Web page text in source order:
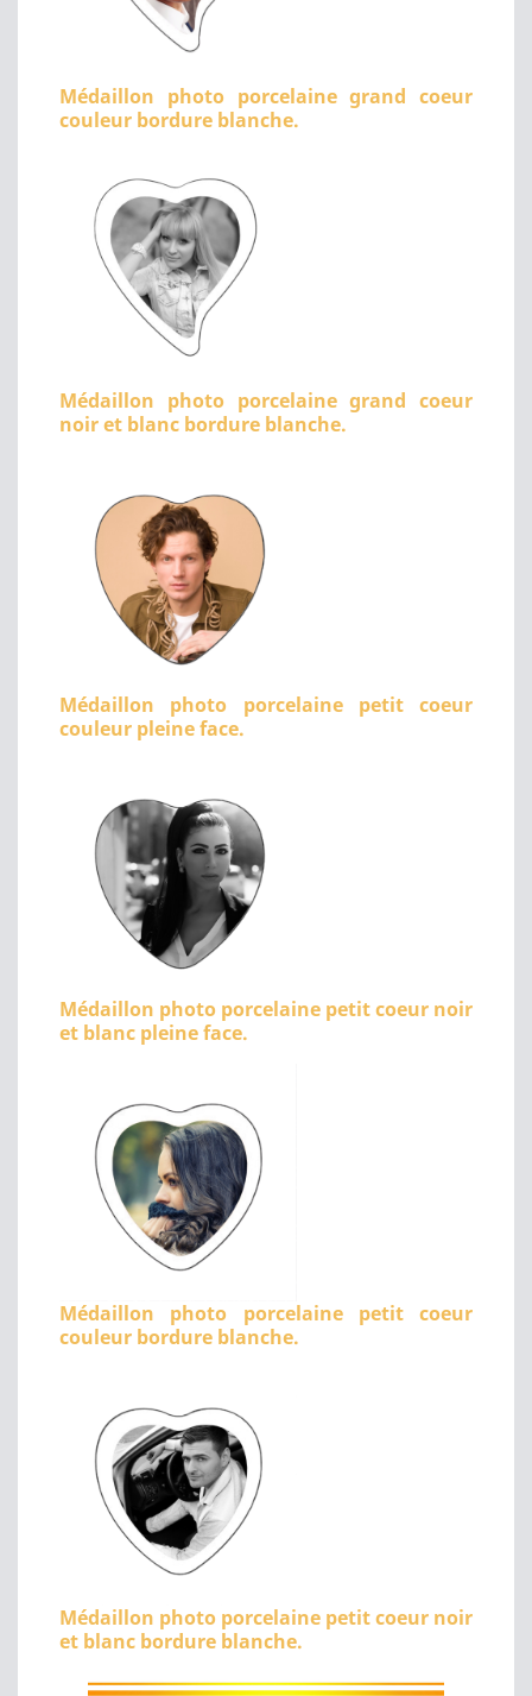
Médaillon photo porcelaine grand coeur
couleur bordure blanche.
Médaillon photo porcelaine grand coeur
noir et blanc bordure blanche.
Médaillon photo porcelaine petit coeur
couleur pleine face.
Médaillon photo porcelaine petit coeur noir
et blanc pleine face.
Médaillon photo porcelaine petit coeur
couleur bordure blanche.
Médaillon photo porcelaine petit coeur noir
et blanc bordure blanche.